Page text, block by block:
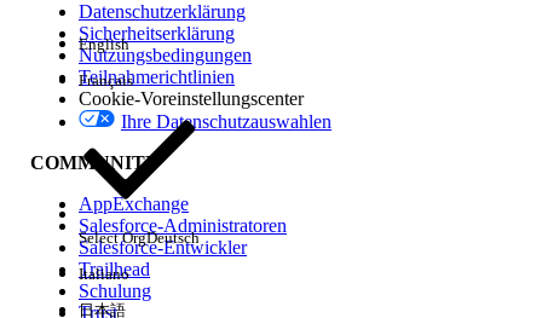
Edition
Erfahrung
Datenschutzerklärung
Sicherheitserklärung
Nutzungsbedingungen
Teilnahmerichtlinien
Cookie-Voreinstellungscenter
Ihre Datenschutzauswahlen
COMMUNITY
AppExchange
Salesforce-Administratoren
Salesforce-Entwickler
Trailhead
Schulung
Trust
English
Français
Select OrgDeutsch
Italiano
日本語